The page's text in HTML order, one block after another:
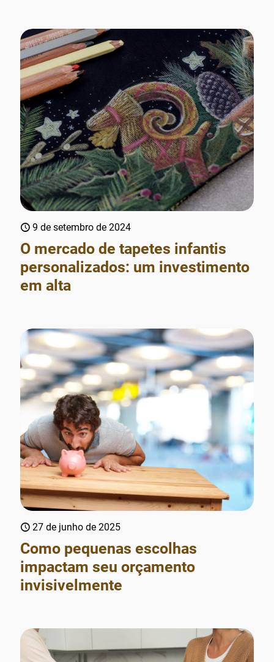
9 de setembro de 2024
O mercado de tapetes infantis
personalizados: um investimento
em alta
27 de junho de 2025
Como pequenas escolhas
impactam seu orçamento
invisivelmente